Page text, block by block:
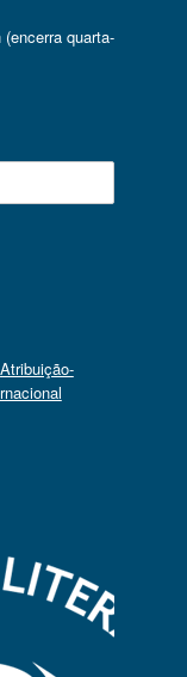
quarta-
Atribuição-